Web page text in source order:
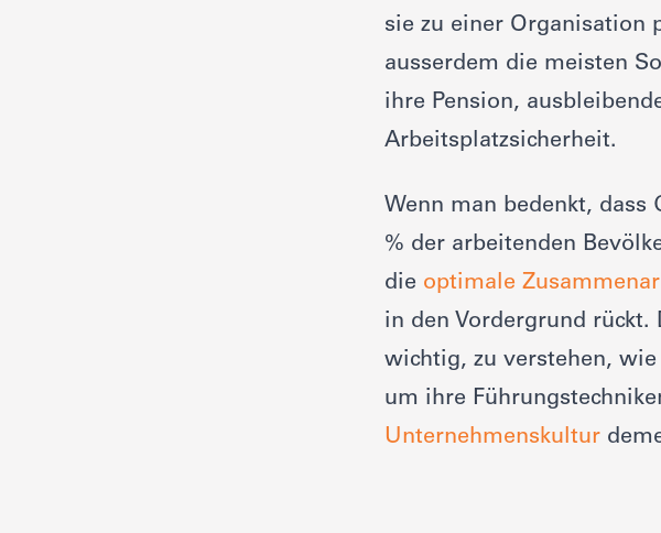
sie zu einer Organisation
ausserdem die meisten
ihre Pension,
Arbeitsplatzsicherheit.
Wenn man bedenkt, dass
% der arbeitenden
die optimale
in den Vordergrund rückt.
wichtig, zu verstehen,
um ihre
Unternehmenskultur